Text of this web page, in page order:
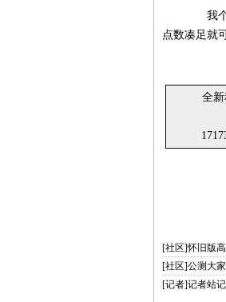
我个
点数凑足就
全
[社区]怀旧版
[社区]公测大
[记者]记者站